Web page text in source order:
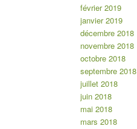
février 2019
janvier 2019
décembre 2018
novembre 2018
octobre 2018
septembre 2018
juillet 2018
juin 2018
mai 2018
mars 2018